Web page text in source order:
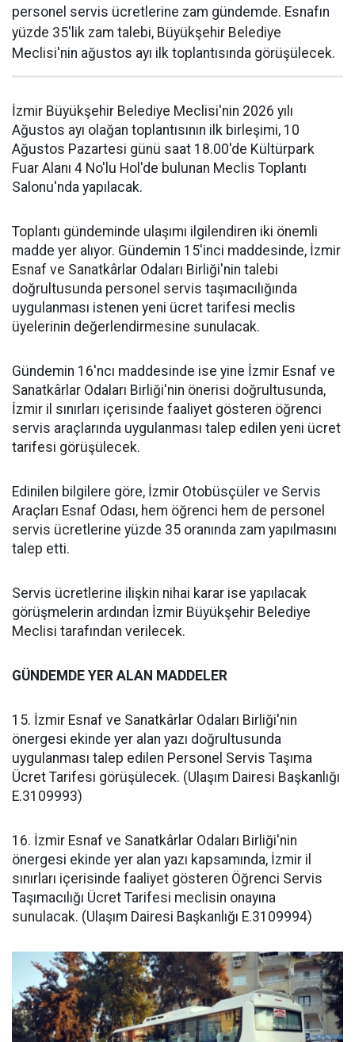
personel servis ücretlerine zam gündemde. Esnafın
yüzde 35'lik zam talebi, Büyükşehir Belediye
Meclisi'nin ağustos ayı ilk toplantısında görüşülecek.
İzmir Büyükşehir Belediye Meclisi'nin 2026 yılı
Ağustos ayı olağan toplantısının ilk birleşimi, 10
Ağustos Pazartesi günü saat 18.00'de Kültürpark
Fuar Alanı 4 No'lu Hol'de bulunan Meclis Toplantı
Salonu'nda yapılacak.
Toplantı gündeminde ulaşımı ilgilendiren iki önemli
madde yer alıyor. Gündemin 15'inci maddesinde, İzmir
Esnaf ve Sanatkârlar Odaları Birliği'nin talebi
doğrultusunda personel servis taşımacılığında
uygulanması istenen yeni ücret tarifesi meclis
üyelerinin değerlendirmesine sunulacak.
Gündemin 16'ncı maddesinde ise yine İzmir Esnaf ve
Sanatkârlar Odaları Birliği'nin önerisi doğrultusunda,
İzmir il sınırları içerisinde faaliyet gösteren öğrenci
servis araçlarında uygulanması talep edilen yeni ücret
tarifesi görüşülecek.
Edinilen bilgilere göre, İzmir Otobüsçüler ve Servis
Araçları Esnaf Odası, hem öğrenci hem de personel
servis ücretlerine yüzde 35 oranında zam yapılmasını
talep etti.
Servis ücretlerine ilişkin nihai karar ise yapılacak
görüşmelerin ardından İzmir Büyükşehir Belediye
Meclisi tarafından verilecek.
GÜNDEMDE YER ALAN MADDELER
15. İzmir Esnaf ve Sanatkârlar Odaları Birliği'nin
önergesi ekinde yer alan yazı doğrultusunda
uygulanması talep edilen Personel Servis Taşıma
Ücret Tarifesi görüşülecek. (Ulaşım Dairesi Başkanlığı
E.3109993)
16. İzmir Esnaf ve Sanatkârlar Odaları Birliği'nin
önergesi ekinde yer alan yazı kapsamında, İzmir il
sınırları içerisinde faaliyet gösteren Öğrenci Servis
Taşımacılığı Ücret Tarifesi meclisin onayına
sunulacak. (Ulaşım Dairesi Başkanlığı E.3109994)